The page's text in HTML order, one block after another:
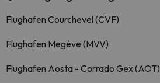
Flughafen Courchevel (CVF)
Flughafen Megève (MVV)
Flughafen Aosta - Corrado Gex (AOT)